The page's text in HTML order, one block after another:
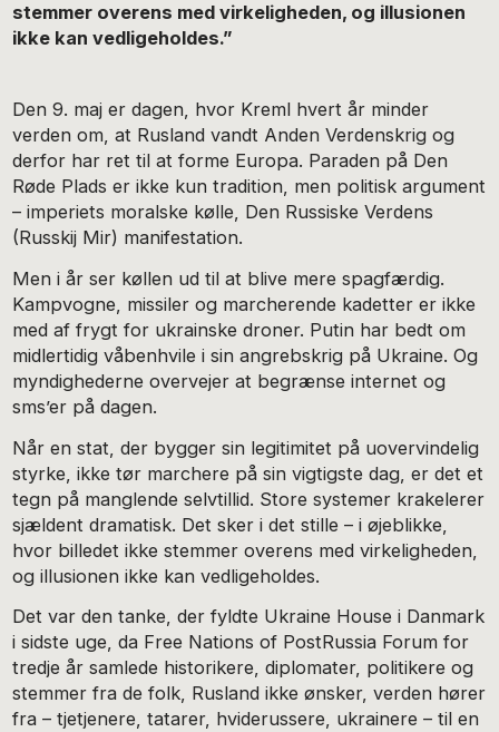
stemmer overens med virkeligheden, og illusionen
ikke kan vedligeholdes.”
Den 9. maj er dagen, hvor Kreml hvert år minder
verden om, at Rusland vandt Anden Verdenskrig og
derfor har ret til at forme Europa. Paraden på Den
Røde Plads er ikke kun tradition, men politisk argument
– imperiets moralske kølle, Den Russiske Verdens
(Russkij Mir) manifestation.
Men i år ser køllen ud til at blive mere spagfærdig.
Kampvogne, missiler og marcherende kadetter er ikke
med af frygt for ukrainske droner. Putin har bedt om
midlertidig våbenhvile i sin angrebskrig på Ukraine. Og
myndighederne overvejer at begrænse internet og
sms’er på dagen.
Når en stat, der bygger sin legitimitet på uovervindelig
styrke, ikke tør marchere på sin vigtigste dag, er det et
tegn på manglende selvtillid. Store systemer krakelerer
sjældent dramatisk. Det sker i det stille – i øjeblikke,
hvor billedet ikke stemmer overens med virkeligheden,
og illusionen ikke kan vedligeholdes.
Det var den tanke, der fyldte Ukraine House i Danmark
i sidste uge, da Free Nations of PostRussia Forum for
tredje år samlede historikere, diplomater, politikere og
stemmer fra de folk, Rusland ikke ønsker, verden hører
fra – tjetjenere, tatarer, hviderussere, ukrainere – til en